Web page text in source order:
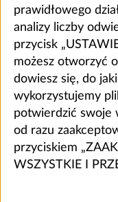
prawidłowego
analizy liczby
przycisk
możesz otworzyć
dowiesz się, do
wykorzystujemy
potwierdzić swoje
od razu
przyciskiem
WSZYSTKIE I